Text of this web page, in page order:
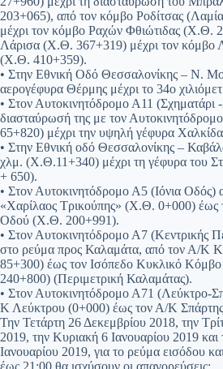
203+065), από τον κόμβο Ροδίτσας
μέχρι τον κόμβο Ραχών Φθιώτιδας (Χ.Θ.
Λάρισα (Χ.Θ. 367+319) μέχρι τον κόμβο
(Χ.Θ. 410+359).
• Στην Εθνική Οδό Θεσσαλονίκης – Ν.
αερογέφυρα Θέρμης μέχρι το 34ο
• Στον Αυτοκινητόδρομο Α11 (Σχηματάρι
διασταύρωσή της με τον
65+820) μέχρι την υψηλή γέφυρα
• Στην Εθνική οδό Θεσσαλονίκης –
χλμ. (Χ.Θ.11+340) μέχρι τη γέφυρα του
+ 650).
• Στον Αυτοκινητόδρομο Α5 (Ιόνια Οδός)
«Χαρίλαος Τρικούπης» (Χ.Θ. 0+000) έως
Οδού (Χ.Θ. 200+991).
• Στον Αυτοκινητόδρομο Α7 (Κεντρικής
στο ρεύμα προς Καλαμάτα, από τον Α/Κ
85+300) έως τον Ισόπεδο Κυκλικό
240+800) (Περιμετρική Καλαμάτας).
• Στον Αυτοκινητόδρομο Α71 (Λεύκτρο-
Κ Λεύκτρου (0+000) έως τον Α/Κ
Την Τετάρτη 26 Δεκεμβρίου 2018, την
2019, την Κυριακή 6 Ιανουαρίου 2019 και
Ιανουαρίου 2019, για το ρεύμα εισόδου
έως 21:00 θα ισχύσουν οι απαγορεύσεις: